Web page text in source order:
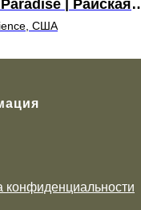
| Райская
США
конфиденциальности